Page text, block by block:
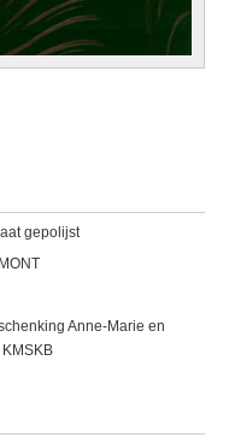
gepolijst
Anne-Marie en